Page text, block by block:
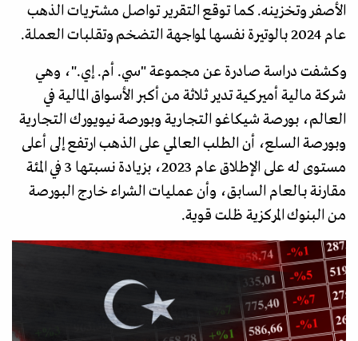
الأصفر وتخزينه. كما توقع التقرير تواصل مشتريات الذهب
عام 2024 بالوتيرة نفسها لمواجهة التضخم وتقلبات العملة.
وكشفت دراسة صادرة عن مجموعة "سي. أم. إي."، وهي
شركة مالية أميركية تدير ثلاثة من أكبر الأسواق المالية في
العالم، بورصة شيكاغو التجارية وبورصة نيويورك التجارية
وبورصة السلع، أن الطلب العالمي على الذهب ارتفع إلى أعلى
مستوى له على الإطلاق عام 2023، بزيادة نسبتها 3 في المئة
مقارنة بـالعام السابق، وأن عمليات الشراء خارج البورصة
من البنوك المركزية ظلت قوية.